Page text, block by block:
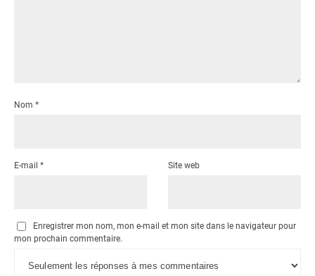
Nom *
E-mail * Site web
Enregistrer mon nom, mon e-mail et mon site dans le navigateur pour
mon prochain commentaire.